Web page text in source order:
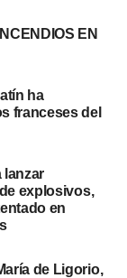
EN
ha
franceses del
lanzar
explosivos,
en
de Ligorio,